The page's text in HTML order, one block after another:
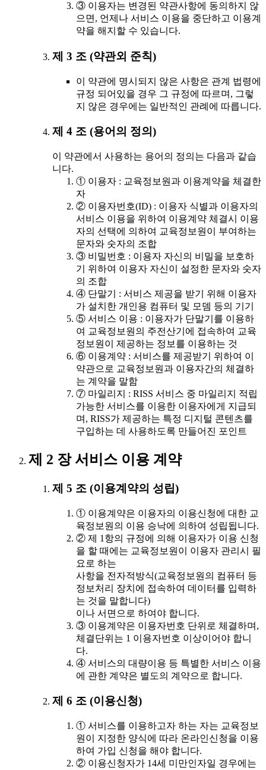
③ 이용자는 변경된 약관사항에 동의하지 않
으면, 언제나 서비스 이용을 중단하고 이용계
약을 해지할 수 있습니다.
제 3 조 (약관외 준칙)
이 약관에 명시되지 않은 사항은 관계 법령에
규정 되어있을 경우 그 규정에 따르며, 그렇
지 않은 경우에는 일반적인 관례에 따릅니다.
제 4 조 (용어의 정의)
이 약관에서 사용하는 용어의 정의는 다음과 같습
니다.
① 이용자 : 교육정보원과 이용계약을 체결한
자
② 이용자번호(ID) : 이용자 식별과 이용자의
서비스 이용을 위하여 이용계약 체결시 이용
자의 선택에 의하여 교육정보원이 부여하는
문자와 숫자의 조합
③ 비밀번호 : 이용자 자신의 비밀을 보호하
기 위하여 이용자 자신이 설정한 문자와 숫자
의 조합
④ 단말기 : 서비스 제공을 받기 위해 이용자
가 설치한 개인용 컴퓨터 및 모뎀 등의 기기
⑤ 서비스 이용 : 이용자가 단말기를 이용하
여 교육정보원의 주전산기에 접속하여 교육
정보원이 제공하는 정보를 이용하는 것
⑥ 이용계약 : 서비스를 제공받기 위하여 이
약관으로 교육정보원과 이용자간의 체결하
는 계약을 말함
⑦ 마일리지 : RISS 서비스 중 마일리지 적립
가능한 서비스를 이용한 이용자에게 지급되
며, RISS가 제공하는 특정 디지털 콘텐츠를
구입하는 데 사용하도록 만들어진 포인트
제 2 장 서비스 이용 계약
제 5 조 (이용계약의 성립)
① 이용계약은 이용자의 이용신청에 대한 교
육정보원의 이용 승낙에 의하여 성립됩니다.
② 제 1항의 규정에 의해 이용자가 이용 신청
을 할 때에는 교육정보원이 이용자 관리시 필
요로 하는
사항을 전자적방식(교육정보원의 컴퓨터 등
정보처리 장치에 접속하여 데이터를 입력하
는 것을 말합니다)
이나 서면으로 하여야 합니다.
③ 이용계약은 이용자번호 단위로 체결하며,
체결단위는 1 이용자번호 이상이어야 합니
다.
④ 서비스의 대량이용 등 특별한 서비스 이용
에 관한 계약은 별도의 계약으로 합니다.
제 6 조 (이용신청)
① 서비스를 이용하고자 하는 자는 교육정보
원이 지정한 양식에 따라 온라인신청을 이용
하여 가입 신청을 해야 합니다.
② 이용신청자가 14세 미만인자일 경우에는